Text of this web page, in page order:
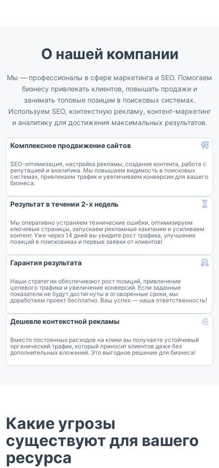
О нашей компании
Мы — профессионалы в сфере маркетинга и SEO. Помогаем
бизнесу привлекать клиентов, повышать продажи и
занимать топовые позиции в поисковых системах.
Используем SEO, контекстную рекламу, контент-маркетинг
и аналитику для достижения максимальных результатов.
Комплексное продвижение сайтов
SEO-оптимизация, настройка рекламы, создание контента, работа с
репутацией и аналитика. Мы повышаем видимость в поисковых
системах, привлекаем трафик и увеличиваем конверсии для вашего
бизнеса.
Результат в течении 2-х недель
Мы оперативно устраняем технические ошибки, оптимизируем
ключевые страницы, запускаем рекламные кампании и усиливаем
контент. Уже через 14 дней вы увидите рост трафика, улучшение
позиций в поисковиках и первые заявки от клиентов!
Гарантия результата
Наши стратегии обеспечивают рост позиций, привлечение
целевого трафика и увеличение конверсий. Если заданные
показатели не будут достигнуты в оговоренные сроки, мы
доработаем проект бесплатно. Ваш успех — наша ответственность!
Дешевле контекстной рекламы
Вместо постоянных расходов на клики вы получаете устойчивый
органический трафик, который приносит клиентов даже без
дополнительных вложений. Это выгодное решение для бизнеса!
Какие угрозы
существуют для вашего
ресурса